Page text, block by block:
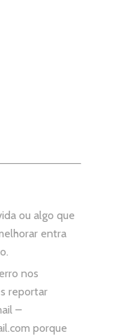
ou algo que
entra
nos
reportar
–
porque